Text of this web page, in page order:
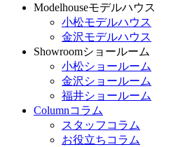
Modelhouseモデルハウス
小松モデルハウス
金沢モデルハウス
Showroomショールーム
小松ショールーム
金沢ショールーム
福井ショールーム
Columnコラム
スタッフコラム
お役立ちコラム